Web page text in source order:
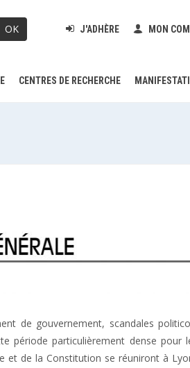
OK J'ADHÈRE MON
CENTRES DE RECHERCHE
de gouvernement, scandales
période particulièrement dense
et de la Constitution se réuniront à